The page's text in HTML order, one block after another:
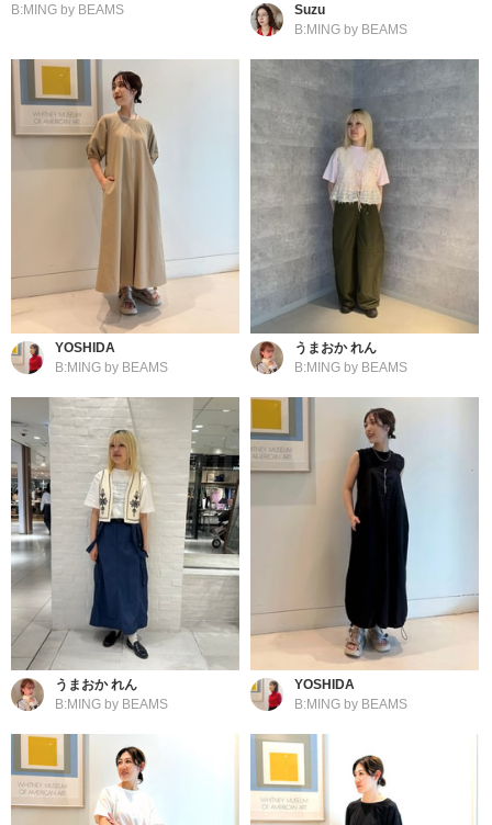
B:MING by BEAMS
Suzu
B:MING by BEAMS
YOSHIDA
B:MING by BEAMS
うまおか れん
B:MING by BEAMS
うまおか れん
B:MING by BEAMS
YOSHIDA
B:MING by BEAMS